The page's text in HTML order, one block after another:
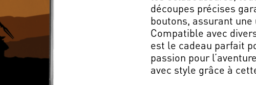
découpes précises
boutons, assurant
Compatible avec
est le cadeau parfait
passion pour
avec style grâce à